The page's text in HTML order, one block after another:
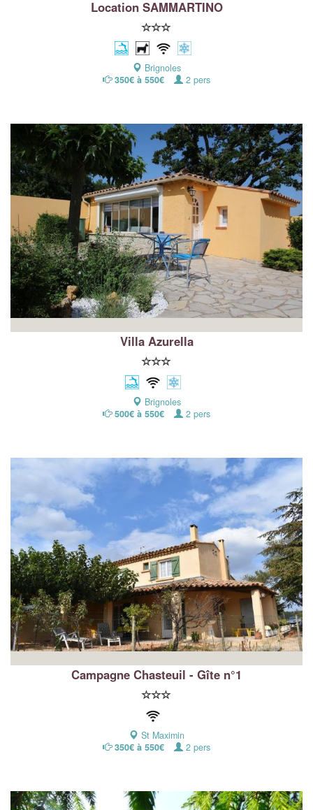
Location SAMMARTINO
Brignoles
350€ à 550€
2 pers
Villa Azurella
Brignoles
500€ à 550€
2 pers
Campagne Chasteuil - Gîte n°1
St Maximin
350€ à 550€
2 pers